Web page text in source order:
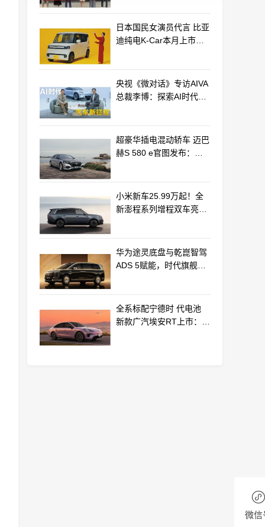
日本国民女演员代言 比亚
迪纯电K-Car本月上市：
央视《微对话》专访AIVA
总裁李博：探索AI时代汽
超豪华插电混动轿车 迈巴
赫S 580 e官图发布：老
小米新车25.99万起！全
新澎程系列增程双车亮相
华为途灵底盘与乾崑智驾
ADS 5赋能，时代旗舰
全系标配宁德时 代电池
新款广汽埃安RT上市：
微信